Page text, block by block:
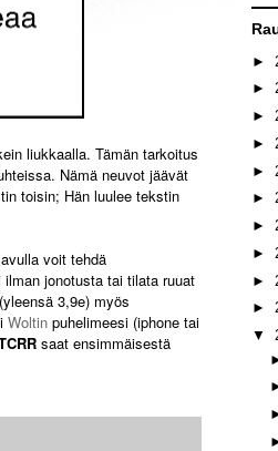
liukkaalla. Tämän tarkoitus
Nämä neuvot jäävät
toisin; Hän luulee tekstin
voit tehdä
jonotusta tai tilata ruuat
3,9e) myös
Woltin puhelimeesi (iphone tai
saat ensimmäisestä
►
►
►
►
►
►
►
►
►
►
▼